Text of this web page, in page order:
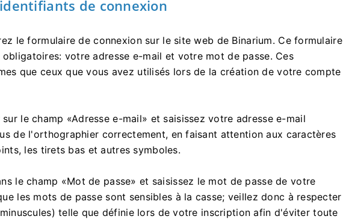
de connexion
le formulaire de connexion sur le site web de Binarium. Ce formulaire
votre adresse e-mail et votre mot de passe. Ces
que ceux que vous avez utilisés lors de la création de votre compte
le champ «Adresse e-mail» et saisissez votre adresse e-mail
de l'orthographier correctement, en faisant attention aux caractères
les tirets bas et autres symboles.
le champ «Mot de passe» et saisissez le mot de passe de votre
les mots de passe sont sensibles à la casse; veillez donc à respecter
telle que définie lors de votre inscription afin d'éviter toute